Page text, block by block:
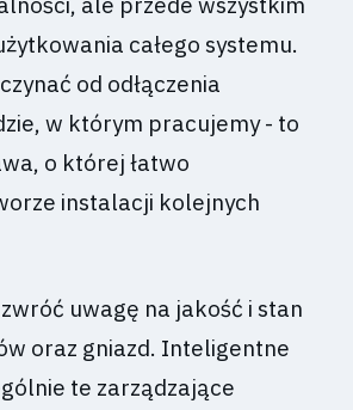
całego systemu.
od odłączenia
w którym pracujemy - to
o której łatwo
instalacji kolejnych
uwagę na jakość i stan
oraz gniazd. Inteligentne
te zarządzające